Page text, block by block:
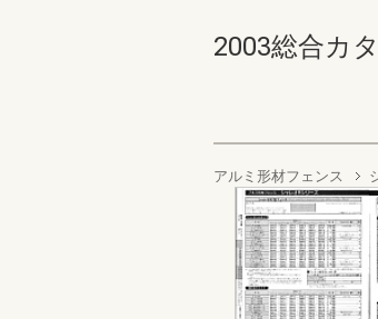
2003総合カ
アルミ形材フェンス